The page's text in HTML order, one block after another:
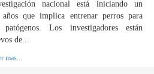
nacional está iniciando un
que implica entrenar perros para
Los investigadores están
de...
mas...